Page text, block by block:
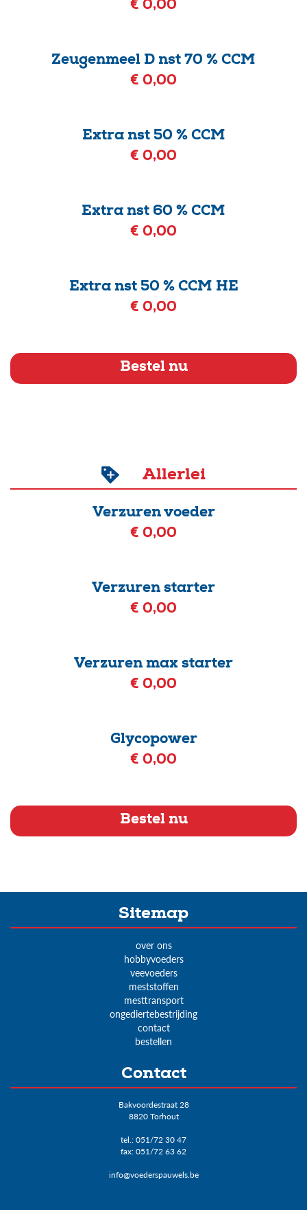
€ 0,00
Zeugenmeel D nst 70 % CCM
€ 0,00
Extra nst 50 % CCM
€ 0,00
Extra nst 60 % CCM
€ 0,00
Extra nst 50 % CCM HE
€ 0,00
Bestel nu
Allerlei
Verzuren voeder
€ 0,00
Verzuren starter
€ 0,00
Verzuren max starter
€ 0,00
Glycopower
€ 0,00
Bestel nu
Sitemap
over ons
hobbyvoeders
veevoeders
meststoffen
mesttransport
ongediertebestrijding
contact
bestellen
Contact
Bakvoordestraat 28
8820 Torhout
tel.: 051/72 30 47
fax: 051/72 63 62
info@voederspauwels.be